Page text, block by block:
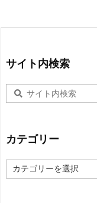
サイト内検索
カテゴリー
テ